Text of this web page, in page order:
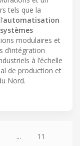
tels que la
automatisation
systèmes
modulaires et
d’intégration
à l’échelle
de production et
Nord.
... 11